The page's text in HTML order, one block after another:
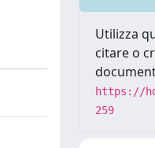
Utilizza
citare o
https://
259